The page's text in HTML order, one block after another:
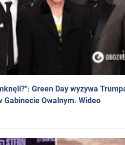
Green Day wyzywa
Gabinecie Owalnym. Wideo